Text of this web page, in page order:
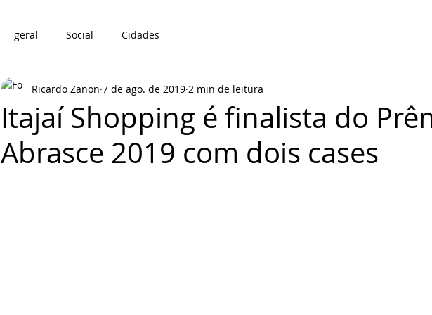
geral Social Cidades
Itajaí Shopping é finalista do
Abrasce 2019 com dois cases
Ricardo Zanon 7 de ago. de 2019 2 min de leitura